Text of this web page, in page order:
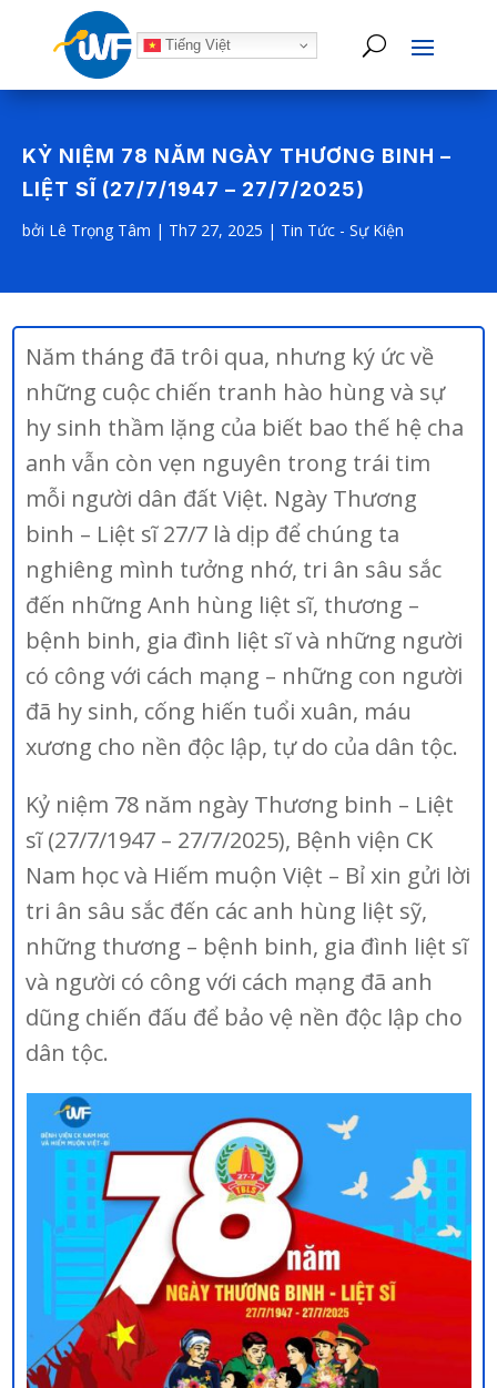
Tiếng Việt
KỶ NIỆM 78 NĂM NGÀY THƯƠNG BINH –
LIỆT SĨ (27/7/1947 – 27/7/2025)
bởi Lê Trọng Tâm | Th7 27, 2025 | Tin Tức - Sự Kiện
Năm tháng đã trôi qua, nhưng ký ức về
những cuộc chiến tranh hào hùng và sự
hy sinh thầm lặng của biết bao thế hệ cha
anh vẫn còn vẹn nguyên trong trái tim
mỗi người dân đất Việt. Ngày Thương
binh – Liệt sĩ 27/7 là dịp để chúng ta
nghiêng mình tưởng nhớ, tri ân sâu sắc
đến những Anh hùng liệt sĩ, thương –
bệnh binh, gia đình liệt sĩ và những người
có công với cách mạng – những con người
đã hy sinh, cống hiến tuổi xuân, máu
xương cho nền độc lập, tự do của dân tộc.
Kỷ niệm 78 năm ngày Thương binh – Liệt
sĩ (27/7/1947 – 27/7/2025), Bệnh viện CK
Nam học và Hiếm muộn Việt – Bỉ xin gửi lời
tri ân sâu sắc đến các anh hùng liệt sỹ,
những thương – bệnh binh, gia đình liệt sĩ
và người có công với cách mạng đã anh
dũng chiến đấu để bảo vệ nền độc lập cho
dân tộc.